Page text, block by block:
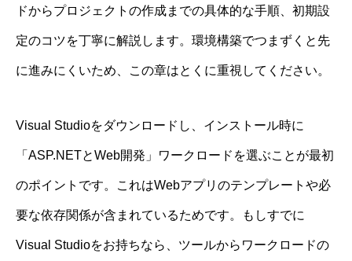
ドからプロジェクトの作成までの具体的な手順、初期設
定のコツを丁寧に解説します。環境構築でつまずくと先
に進みにくいため、この章はとくに重視してください。
Visual Studioをダウンロードし、インストール時に
「ASP.NETとWeb開発」ワークロードを選ぶことが最初
のポイントです。これはWebアプリのテンプレートや必
要な依存関係が含まれているためです。もしすでに
Visual Studioをお持ちなら、ツールからワークロードの